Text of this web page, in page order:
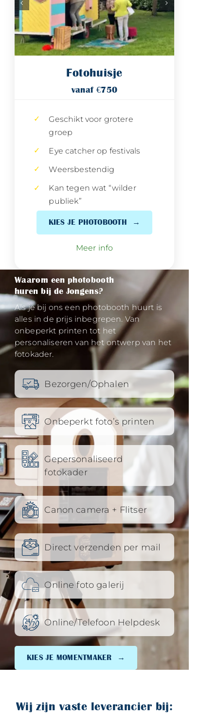
Fotohuisje
vanaf €750
Geschikt voor grotere
groep
Eye catcher op festivals
Weersbestendig
Kan tegen wat “wilder
publiek”
KIES JE PHOTOBOOTH
Meer info
Waarom een photobooth
huren bij de Jongens?
Als je bij ons een photobooth huurt is
alles in de prijs inbegrepen. Van
onbeperkt printen tot het
personaliseren van het ontwerp van het
fotokader.
Bezorgen/Ophalen
Onbeperkt foto’s printen
Gepersonaliseerd
fotokader
Canon camera + Flitser
Direct verzenden per mail
Online foto galerij
Online/Telefoon Helpdesk
KIES JE MOMENTMAKER
Wij zijn vaste leverancier bij: